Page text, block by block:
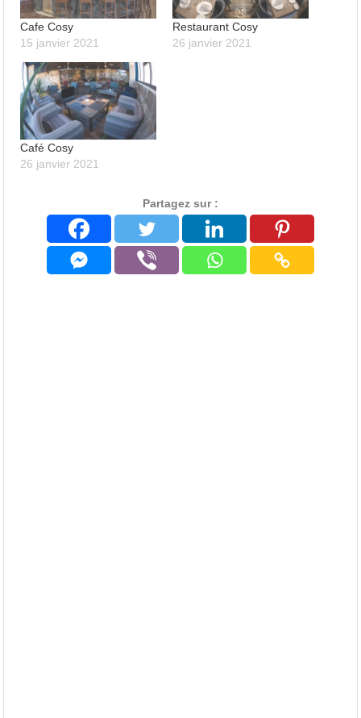
Cafe Cosy
15 janvier 2021
Restaurant Cosy
26 janvier 2021
Café Cosy
26 janvier 2021
Partagez sur :